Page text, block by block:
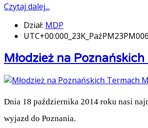
Czytaj dalej...
Dział: MDP
Młodzież na
Dnia 18 października 2014 roku nasi
wyjazd do Poznania.